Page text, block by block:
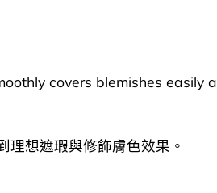
covers blemishes easily
理想遮瑕與修飾膚色效果。